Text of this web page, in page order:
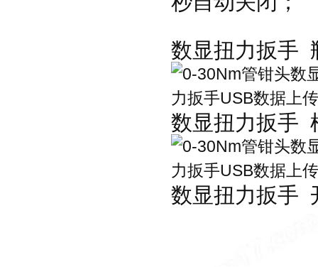
数显扭力扳手
数显扭力扳手
数显扭力扳手